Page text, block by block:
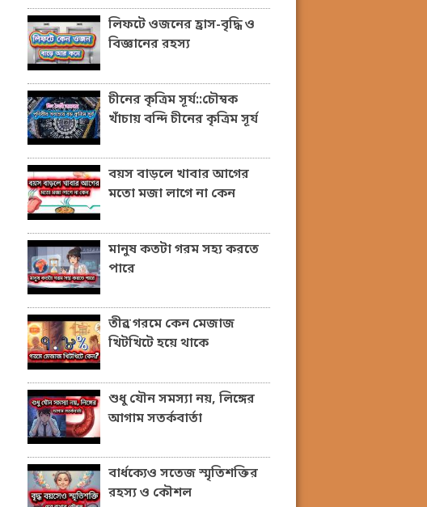
লিফটে ওজনের হ্রাস-বৃদ্ধি ও
বিজ্ঞানের রহস্য
চীনের কৃত্রিম সূর্য::চৌম্বক
খাঁচায় বন্দি চীনের কৃত্রিম সূর্য
বয়স বাড়লে খাবার আগের
মতো মজা লাগে না কেন
মানুষ কতটা গরম সহ্য করতে
পারে
তীব্র গরমে কেন মেজাজ
খিটখিটে হয়ে থাকে
শুধু যৌন সমস্যা নয়, লিঙ্গের
আগাম সতর্কবার্তা
বার্ধক্যেও সতেজ স্মৃতিশক্তির
রহস্য ও কৌশল